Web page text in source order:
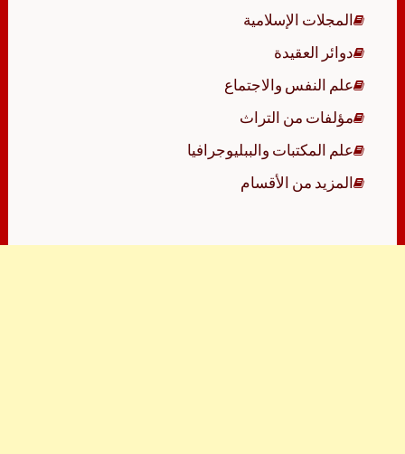
المجلات الإسلامية
دوائر العقيدة
علم النفس والاجتماع
مؤلفات من التراث
علم المكتبات والببليوجرافيا
المزيد من الأقسام